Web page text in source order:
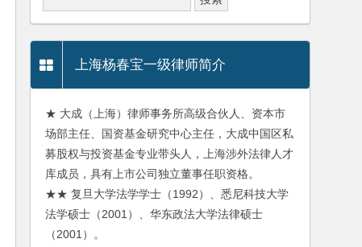
上海杨春宝一级律师简介
★ 大成（上海）律师事务所高级合伙人、资本市
场部主任、国资基金研究中心主任，大成中国区私
募股权与投资基金专业带头人，上海涉外法律人才
库成员，具有上市公司独立董事任职资格。
★★ 复旦大学法学学士（1992）、悉尼科技大学
法学硕士（2001）、华东政法大学法律硕士
（2001）。